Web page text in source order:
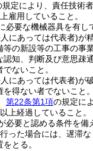
規定により、責任技術
雇用していること。
必要な機械器具を有し
にあっては代表者)が
等の新設等の工事の事
認知、判断及び意思疎
ないこと。
にあっては代表者)が
得ない者でないこと。
第22条第1項の規定に
上経過していること。
必要と認める条件を備
った場合には、遅滞
とる。